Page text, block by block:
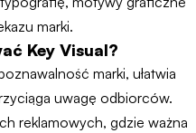
marki.
Key Visual?
marki, ułatwia
uwagę odbiorców.
reklamowych, gdzie ważna